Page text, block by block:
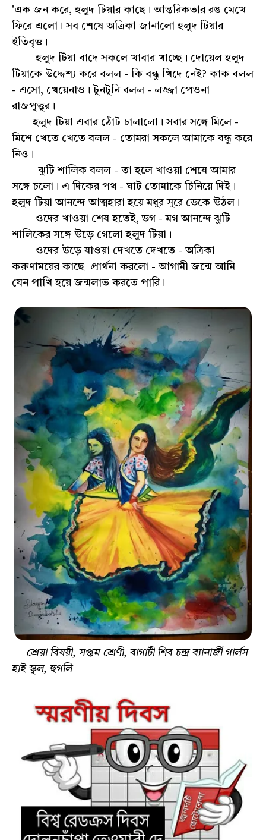
'এক জন করে, হলুদ টিয়ার কাছে। আন্তরিকতার রঙ মেখে
ফিরে এলো। সব শেষে অত্রিকা জানালো হলুদ টিয়ার
ইতিবৃত্ত।
হলুদ টিয়া বাদে সকলে খাবার খাচ্ছে। দোয়েল হলুদ
টিয়াকে উদ্দেশ্য করে বলল - কি বন্ধু খিদে নেই? কাক বলল
- এসো, খেয়েনাও। টুনটুনি বলল - লজ্জা পেওনা
রাজপুত্তুর।
হলুদ টিয়া এবার ঠোঁট চালালো। সবার সঙ্গে মিলে -
মিশে খেতে খেতে বলল - তোমরা সকলে আমাকে বন্ধু করে
নিও।
ঝুটি শালিক বলল - তা হলে খাওয়া শেষে আমার
সঙ্গে চলো। এ দিকের পথ - ঘাট তোমাকে চিনিয়ে দিই।
হলুদ টিয়া আনন্দে আত্মহারা হয়ে মধুর সুরে ডেকে উঠল।
ওদের খাওয়া শেষ হতেই, ডগ - মগ আনন্দে ঝুটি
শালিকের সঙ্গে উড়ে গেলো হলুদ টিয়া।
ওদের উড়ে যাওয়া দেখতে দেখতে - অত্রিকা
করুণাময়ের কাছে প্রার্থনা করলো - আগামী জন্মে আমি
যেন পাখি হয়ে জন্মলাভ করতে পারি।
শ্রেয়া বিষয়ী, সপ্তম শ্রেণী, বাগাটী শিব চন্দ্র ব্যানার্জী গার্লস
হাই স্কুল, হুগলি